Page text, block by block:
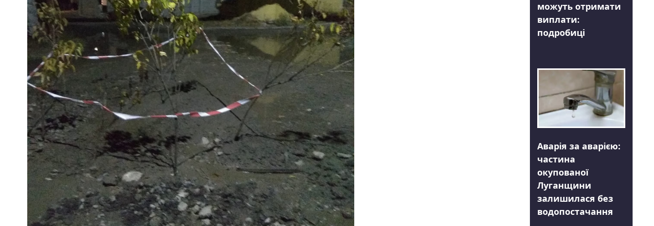
можуть отримати
виплати:
подробиці
Аварія за аварією:
частина
окупованої
Луганщини
залишилася без
водопостачання